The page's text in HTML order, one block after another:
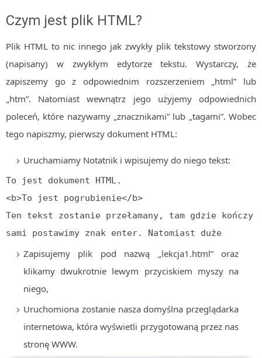
Algorytmy szyfrujące
Algorytmy wyszukiwania
Inne
DEV
C++
Elementarz Java
.htaccess
HTML 5
Android
Czym jest plik HTML?
Plik HTML to nic innego jak zwykły plik tekstowy stworzony
(napisany) w zwykłym edytorze tekstu. Wystarczy, że
zapiszemy go z odpowiednim rozszerzeniem „html” lub
„htm”. Natomiast wewnątrz jego użyjemy odpowiednich
poleceń, które nazywamy „znacznikami” lub „tagami”. Wobec
tego napiszmy, pierwszy dokument HTML:
Uruchamiamy Notatnik i wpisujemy do niego tekst:
To jest dokument HTML.
<b>To jest pogrubienie</b>
Ten tekst zostanie przełamany, tam gdzie
sami postawimy znak enter. Natomiast duże
Zapisujemy plik pod nazwą „lekcja1.html” oraz
klikamy dwukrotnie lewym przyciskiem myszy na
niego,
Uruchomiona zostanie nasza domyślna przeglądarka
internetowa, która wyświetli przygotowaną przez nas
stronę WWW.